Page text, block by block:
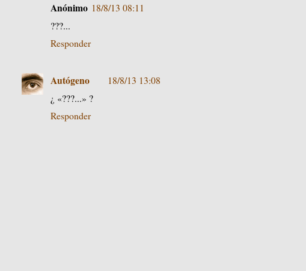
Anónimo 18/8/13 08:11
???...
Responder
Autógeno
18/8/13 13:08
¿ «???...» ?
Responder